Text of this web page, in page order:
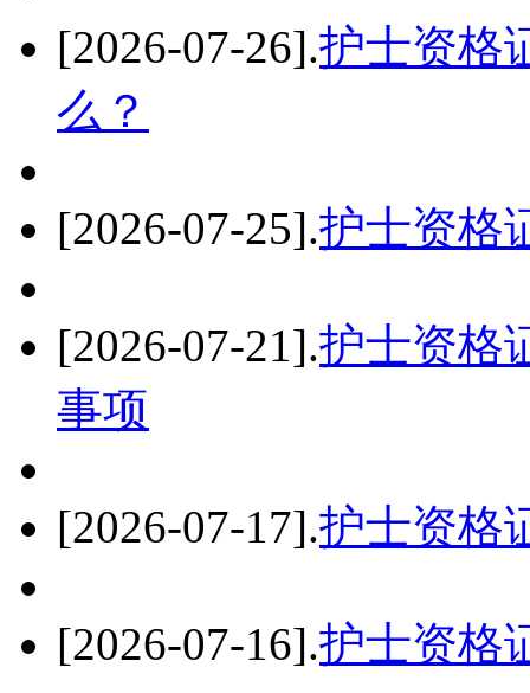
[2026-07-26].护士资格
么？
[2026-07-25].护士资格
[2026-07-21].护士资格
事项
[2026-07-17].护士资格
[2026-07-16].护士资格